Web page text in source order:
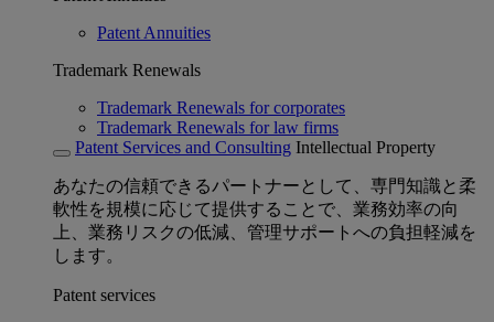
Patent Annuities
Trademark Renewals
Trademark Renewals for corporates
Trademark Renewals for law firms
Patent Services and Consulting Intellectual Property
あなたの信頼できるパートナーとして、専門知識と柔
軟性を規模に応じて提供することで、業務効率の向
上、業務リスクの低減、管理サポートへの負担軽減を
します。
Patent services